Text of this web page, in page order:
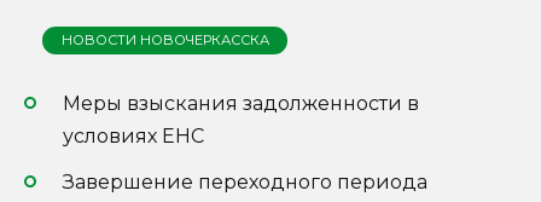
НОВОСТИ НОВОЧЕРКАССКА
Меры взыскания задолженности в
условиях ЕНС
Завершение переходного периода